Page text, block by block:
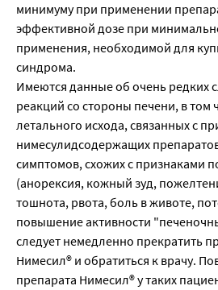
минимуму при применении
эффективной дозе при
применения, необходимой для
синдрома.
Имеются данные об очень редких
реакций со стороны печени, в том
летального исхода, связанных с
нимесулидсодержащих
симптомов, схожих с признаками
(анорексия, кожный зуд,
тошнота, рвота, боль в животе,
повышение активности
следует немедленно прекратить
Нимесил® и обратиться к врачу.
препарата Нимесил® у таких